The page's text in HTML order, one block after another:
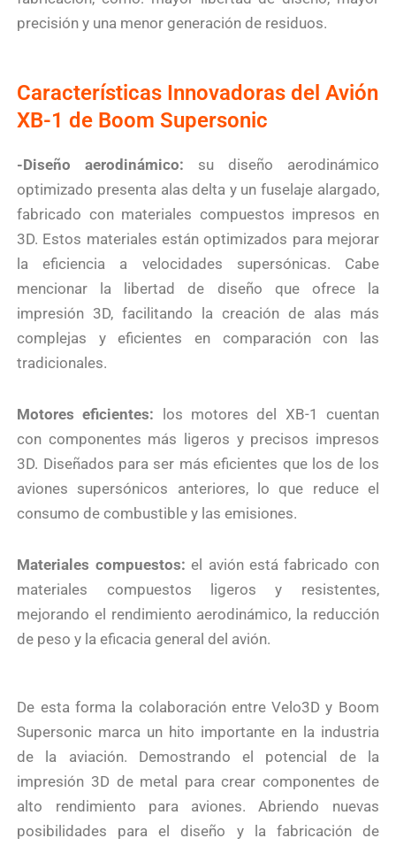
precisión y una menor generación de residuos.
Características Innovadoras del Avión
XB-1 de Boom Supersonic
-Diseño aerodinámico: su diseño aerodinámico
optimizado presenta alas delta y un fuselaje alargado,
fabricado con materiales compuestos impresos en
3D. Estos materiales están optimizados para mejorar
la eficiencia a velocidades supersónicas. Cabe
mencionar la libertad de diseño que ofrece la
impresión 3D, facilitando la creación de alas más
complejas y eficientes en comparación con las
tradicionales.
Motores eficientes: los motores del XB-1 cuentan
con componentes más ligeros y precisos impresos
3D. Diseñados para ser más eficientes que los de los
aviones supersónicos anteriores, lo que reduce el
consumo de combustible y las emisiones.
Materiales compuestos: el avión está fabricado con
materiales compuestos ligeros y resistentes,
mejorando el rendimiento aerodinámico, la reducción
de peso y la eficacia general del avión.
De esta forma la colaboración entre Velo3D y Boom
Supersonic marca un hito importante en la industria
de la aviación. Demostrando el potencial de la
impresión 3D de metal para crear componentes de
alto rendimiento para aviones. Abriendo nuevas
posibilidades para el diseño y la fabricación de